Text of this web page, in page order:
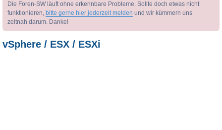
Die Foren-SW läuft ohne erkennbare Probleme. Sollte doch etwas nicht
funktionieren, bitte gerne hier jederzeit melden und wir kümmern uns
zeitnah darum. Danke!
vSphere / ESX / ESXi